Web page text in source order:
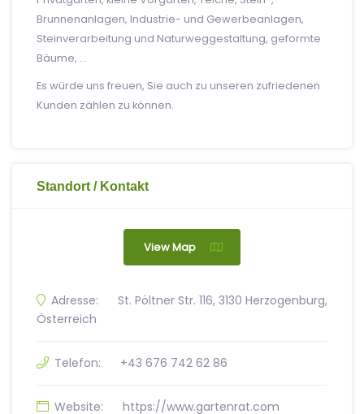
Brunnenanlagen, Industrie- und Gewerbeanlagen,
Steinverarbeitung und Naturweggestaltung, geformte
Bäume, …
Es würde uns freuen, Sie auch zu unseren zufriedenen
Kunden zählen zu können.
Standort / Kontakt
View Map
Adresse:
St. Pöltner Str. 116, 3130 Herzogenburg,
Österreich
Telefon: +43 676 742 62 86
Website: https://www.gartenrat.com